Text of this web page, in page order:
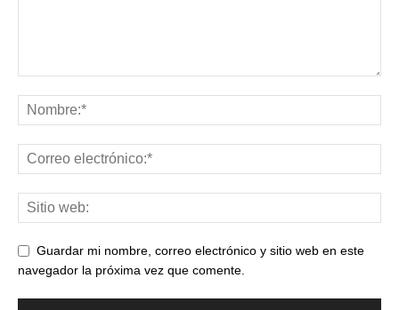
Guardar mi nombre, correo electrónico y sitio web en este
navegador la próxima vez que comente.